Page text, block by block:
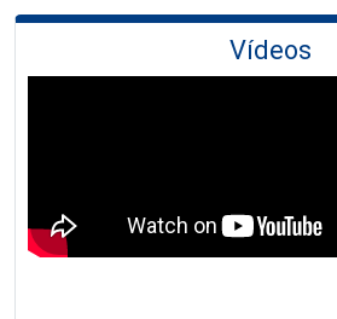
Vídeos